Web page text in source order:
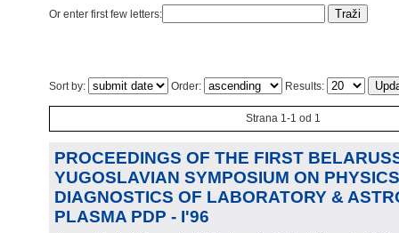
Or enter first few letters:
Sort by: Order: Results:
Strana 1-1 od 1
PROCEEDINGS OF THE FIRST
YUGOSLAVIAN SYMPOSIUM ON
DIAGNOSTICS OF LABORATORY &
PLASMA PDP - I'96